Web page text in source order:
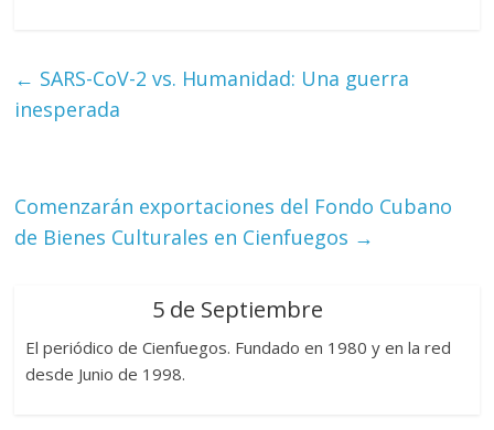
← SARS-CoV-2 vs. Humanidad: Una guerra
inesperada
Comenzarán exportaciones del Fondo Cubano
de Bienes Culturales en Cienfuegos →
5 de Septiembre
El periódico de Cienfuegos. Fundado en 1980 y en la red
desde Junio de 1998.